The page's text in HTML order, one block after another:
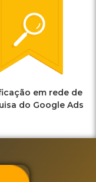
em rede de
do Google Ads